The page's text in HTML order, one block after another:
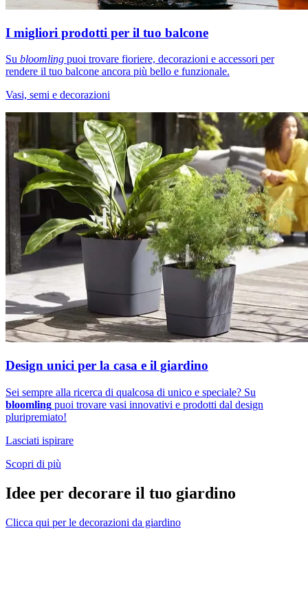
I migliori prodotti per il tuo balcone
Su bloomling puoi trovare fioriere, decorazioni e accessori per
rendere il tuo balcone ancora più bello e funzionale.
Vasi, semi e decorazioni
Design unici per la casa e il giardino
Sei sempre alla ricerca di qualcosa di unico e speciale? Su
bloomling puoi trovare vasi innovativi e prodotti dal design
pluripremiato!
Lasciati ispirare
Scopri di più
Idee per decorare il tuo giardino
Clicca qui per le decorazioni da giardino